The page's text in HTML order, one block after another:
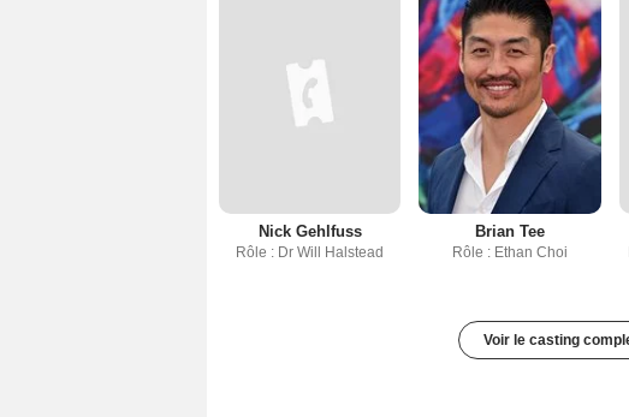
Nick Gehlfuss
Rôle : Dr Will Halstead
Brian Tee
Rôle : Ethan Choi
Voir le casting